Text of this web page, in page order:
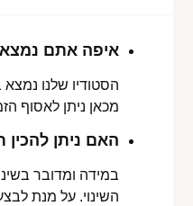
איפה אתם
מכאן ניתן לאסוף
האם ניתן להכין
במידה ומדובר
השינוי. על מנת